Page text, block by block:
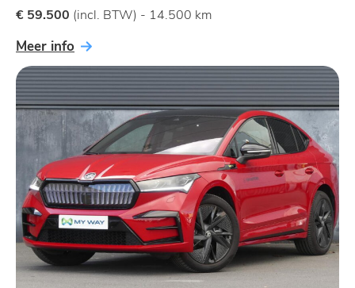
€ 59.500 (incl. BTW) - 14.500 km
Meer info